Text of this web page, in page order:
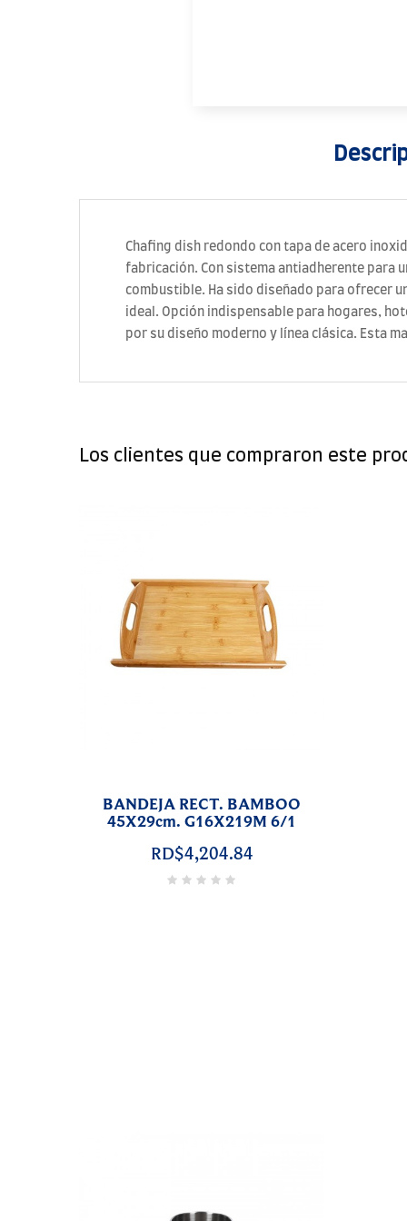
Chafing dish redondo con tapa de acero
fabricación. Con sistema antiadherente para
combustible. Ha sido diseñado para ofrecer
ideal. Opción indispensable para hogares,
por su diseño moderno y línea clásica. Esta
Los clientes que compraron este
BANDEJA RECT. BAMBOO
45X29cm. G16X219M 6/1
RD$4,204.84